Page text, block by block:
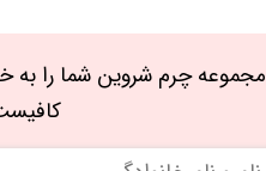
مجموعه چرم شروین شما را
نام